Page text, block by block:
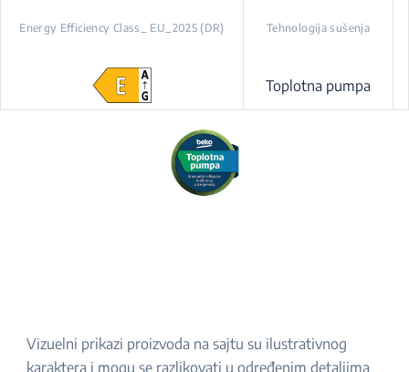
Energy Efficiency Class_ EU_2025 (DR) Tehnologija sušenja
Toplotna pumpa
Vizuelni prikazi proizvoda na sajtu su ilustrativnog
karaktera i mogu se razlikovati u određenim detaljima